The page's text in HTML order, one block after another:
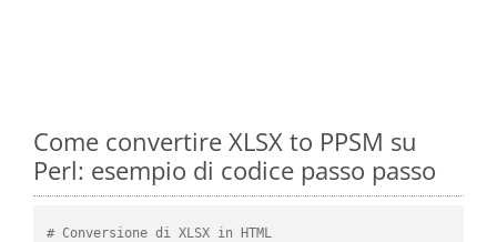
Come convertire XLSX to PPSM su
Perl: esempio di codice passo passo
# Conversione di XLSX in HTML